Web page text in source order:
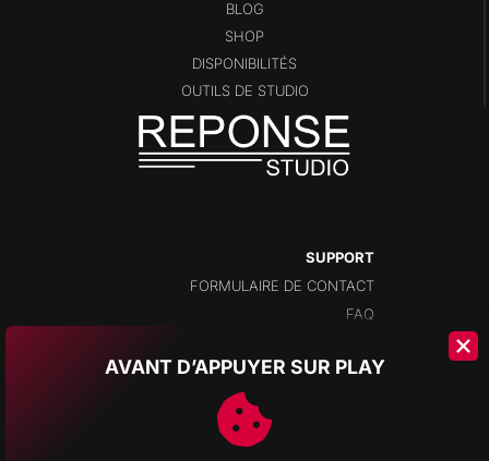
BLOG
SHOP
DISPONIBILITÉS
OUTILS DE STUDIO
SUPPORT
FORMULAIRE DE CONTACT
FAQ
CHAMPS-MONTANTS 14A
AVANT D’APPUYER SUR PLAY